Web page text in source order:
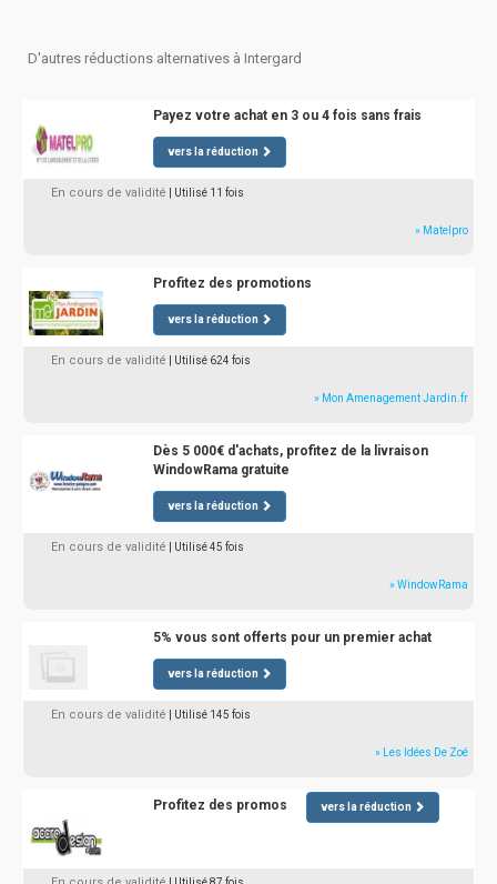
D'autres réductions alternatives à Intergard
Payez votre achat en 3 ou 4 fois sans frais
vers la réduction
En cours de validité | Utilisé 11 fois
» Matelpro
Profitez des promotions
vers la réduction
En cours de validité | Utilisé 624 fois
» Mon Amenagement Jardin.fr
Dès 5 000€ d'achats, profitez de la livraison
WindowRama gratuite
vers la réduction
En cours de validité | Utilisé 45 fois
» WindowRama
5% vous sont offerts pour un premier achat
vers la réduction
En cours de validité | Utilisé 145 fois
» Les Idées De Zoé
Profitez des promos vers la réduction